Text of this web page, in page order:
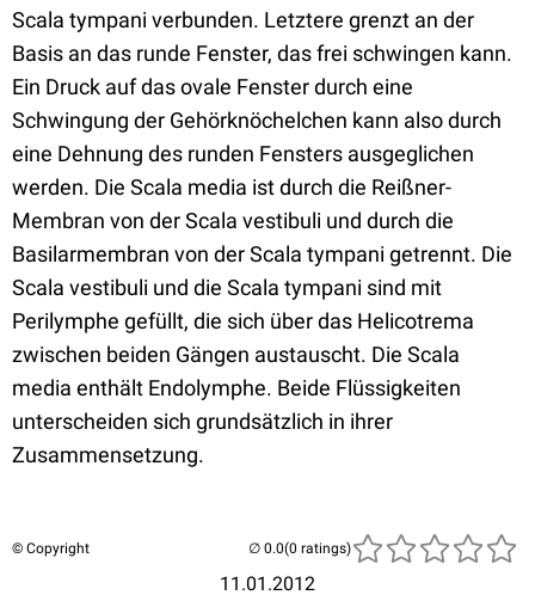
Scala tympani verbunden. Letztere grenzt an der
Basis an das runde Fenster, das frei schwingen kann.
Ein Druck auf das ovale Fenster durch eine
Schwingung der Gehörknöchelchen kann also durch
eine Dehnung des runden Fensters ausgeglichen
werden. Die Scala media ist durch die Reißner-
Membran von der Scala vestibuli und durch die
Basilarmembran von der Scala tympani getrennt. Die
Scala vestibuli und die Scala tympani sind mit
Perilymphe gefüllt, die sich über das Helicotrema
zwischen beiden Gängen austauscht. Die Scala
media enthält Endolymphe. Beide Flüssigkeiten
unterscheiden sich grundsätzlich in ihrer
Zusammensetzung.
© Copyright
11.01.2012
(0 ratings)